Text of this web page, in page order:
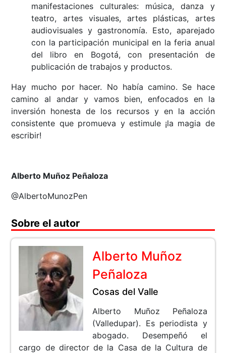
manifestaciones culturales: música, danza y
teatro, artes visuales, artes plásticas, artes
audiovisuales y gastronomía. Esto, aparejado
con la participación municipal en la feria anual
del libro en Bogotá, con presentación de
publicación de trabajos y productos.
Hay mucho por hacer. No había camino. Se hace
camino al andar y vamos bien, enfocados en la
inversión honesta de los recursos y en la acción
consistente que promueva y estimule ¡la magia de
escribir!
Alberto Muñoz Peñaloza
@AlbertoMunozPen
Sobre el autor
Alberto Muñoz
Peñaloza
Cosas del Valle
Alberto Muñoz Peñaloza
(Valledupar). Es periodista y
abogado. Desempeñó el
cargo de director de la Casa de la Cultura de